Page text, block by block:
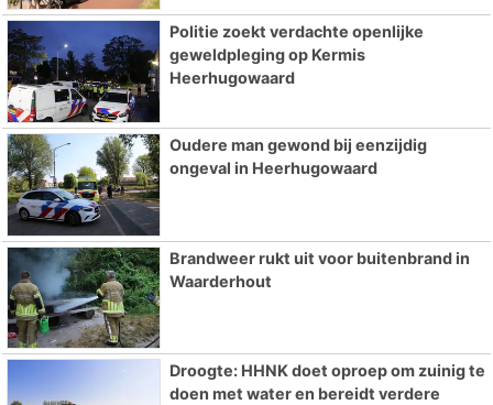
Politie zoekt verdachte openlijke
geweldpleging op Kermis
Heerhugowaard
Oudere man gewond bij eenzijdig
ongeval in Heerhugowaard
Brandweer rukt uit voor buitenbrand in
Waarderhout
Droogte: HHNK doet oproep om zuinig te
doen met water en bereidt verdere